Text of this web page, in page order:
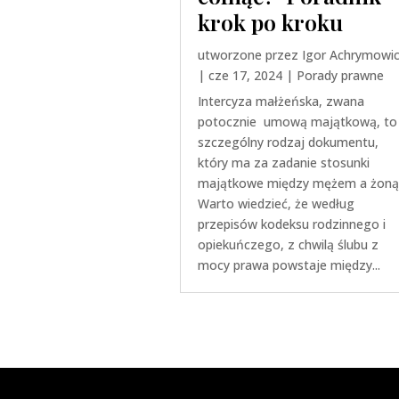
krok po kroku
utworzone przez Igor
| cze 17, 2024| Porady prawne
Intercyza małżeńska, zwana
potocznie umową majątkową, to
szczególny rodzaj dokumentu,
który ma za zadanie stosunki
majątkowe między mężem a
Warto wiedzieć, że według
przepisów kodeksu rodzinnego i
opiekuńczego, z chwilą ślubu z
mocy prawa powstaje między...